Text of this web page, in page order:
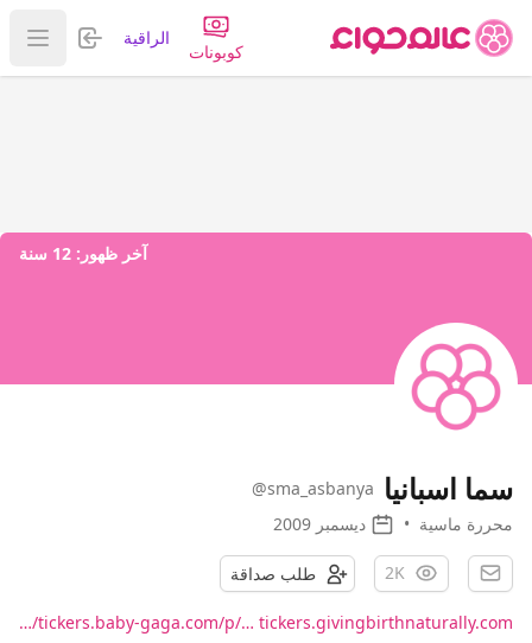
كوبونات
الراقية تسجيل
عرض
آخر ظهور: 12 سنة
سما اسبانيا @sma_asbanya
محررة ماسية • ديسمبر 2009
2K طلب صداقة
tickers.baby-gaga.com/p/… tickers.givingbirthnaturally.com/…